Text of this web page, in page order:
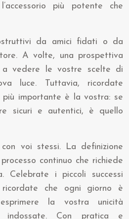
più potente che
da amici fidati o da
A volte, una prospettiva
a vedere le vostre scelte di
luce. Tuttavia, ricordate
più importante è la vostra: se
sicuri e autentici, è quello
voi stessi. La definizione
continuo che richiede
Celebrate i piccoli successi
che ogni giorno è
la vostra unicità
indossate. Con pratica e